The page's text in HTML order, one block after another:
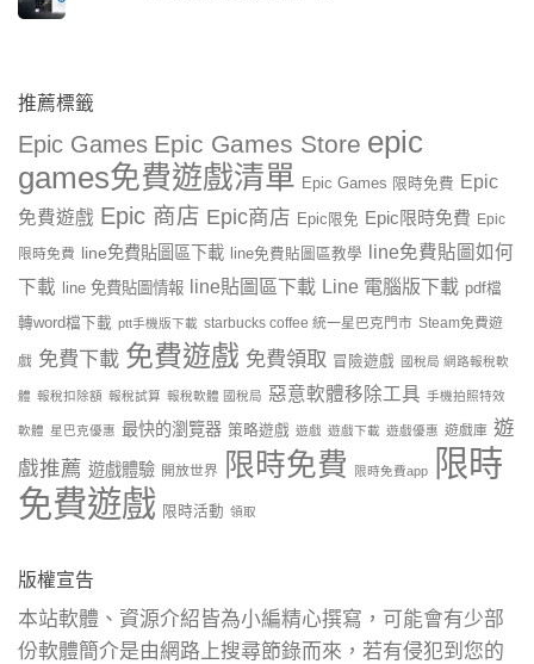
推薦標籤
Epic Games Epic Games Store epic
games免費遊戲清單 Epic Games 限時免費 Epic
免費遊戲 Epic 商店 Epic商店 Epic限免 Epic限時免費 Epic
限時免費 line免費貼圖區下載 line免費貼圖區教學
line免費貼圖如何
下載 line 免費貼圖情報 line貼圖區下載 Line 電腦版下載 pdf檔
轉word檔下載 ptt手機版下載 starbucks coffee 統一星巴克門市 Steam免費遊
戲 免費下載 免費遊戲 免費領取 冒險遊戲 國稅局 網路報稅軟
體 報稅扣除額 報稅試算 報稅軟體 國稅局 惡意軟體移除工具 手機拍照特效
軟體 星巴克優惠 最快的瀏覽器 策略遊戲 遊戲 遊戲下載 遊戲優惠 遊戲庫 遊
戲推薦 遊戲體驗 開放世界 限時免費 限時免費app
限時
免費遊戲 限時活動 領取
版權宣告
本站軟體、資源介紹皆為小編精心撰寫，可能會有少部
份軟體簡介是由網路上搜尋節錄而來，若有侵犯到您的